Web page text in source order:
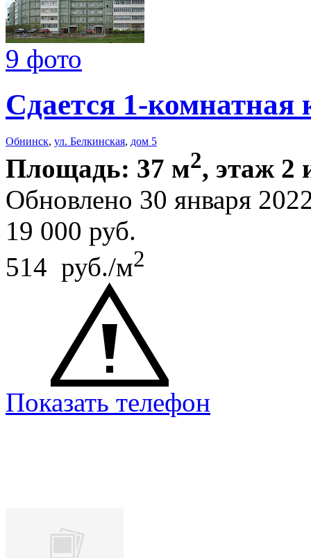
9 фото
Сдается 1-комнатная
Обнинск, ул. Белкинская, дом 5
Площадь: 37 м2, этаж 2
Обновлено 30 января
19 000 руб.
514 руб./м2
Показать телефон